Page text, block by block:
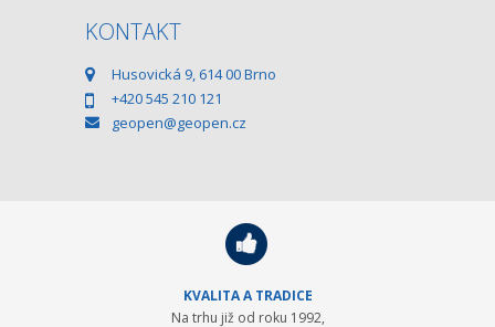
KONTAKT
Husovická 9, 614 00 Brno
+420 545 210 121
geopen@geopen.cz
KVALITA A TRADICE
Na trhu již od roku 1992,